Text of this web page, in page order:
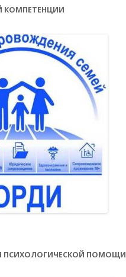
КОМПЕТЕНЦИИ
ПСИХОЛОГИЧЕСКОЙ ПОМОЩИ